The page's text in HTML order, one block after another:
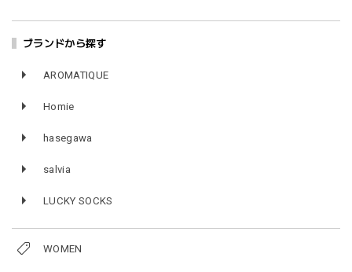
ブランドから探す
AROMATIQUE
Homie
hasegawa
salvia
LUCKY SOCKS
WOMEN